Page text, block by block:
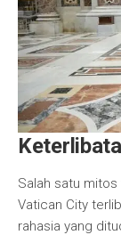
Salah satu
Vatican City
rahasia yang